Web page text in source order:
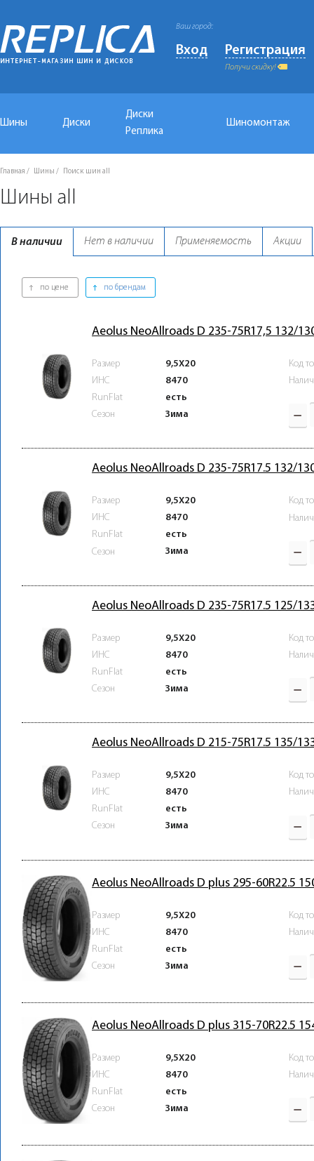
Ваш город:
Вход Регистрация
Получи скидку!
Шины Диски
Диски
Реплика
Шиномонтаж
Главная Шины Поиск шин all
Шины all
В наличии Нет в наличии Применяемость Акции
по цене по брендам
Aeolus NeoAllroads D 235-75R17,5 132/
Размер
9,5X20
ИНС
8470
RunFlat
есть
Сезон
Зима
Код
Aeolus NeoAllroads D 235-75R17.5 132/
Размер
9,5X20
ИНС
8470
RunFlat
есть
Сезон
Зима
Код
Aeolus NeoAllroads D 235-75R17.5 125/
Размер
9,5X20
ИНС
8470
RunFlat
есть
Сезон
Зима
Код
Aeolus NeoAllroads D 215-75R17.5 135/
Размер
9,5X20
ИНС
8470
RunFlat
есть
Сезон
Зима
Код
Aeolus NeoAllroads D plus 295-60R22.5
Размер
9,5X20
ИНС
8470
RunFlat
есть
Сезон
Зима
Код
Aeolus NeoAllroads D plus 315-70R22.5
Размер
9,5X20
ИНС
8470
RunFlat
есть
Сезон
Зима
Код